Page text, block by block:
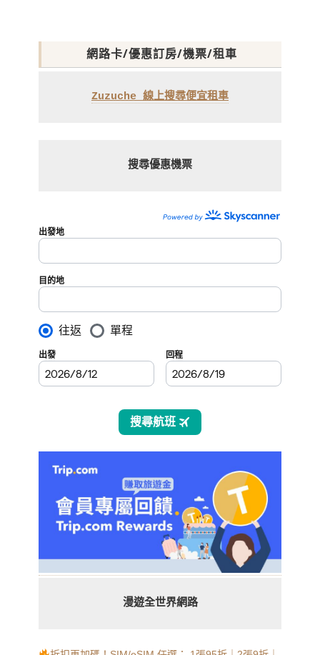
網路卡/優惠訂房/機票/租車
Zuzuche 線上搜尋便宜租車
搜尋優惠機票
漫遊全世界網路